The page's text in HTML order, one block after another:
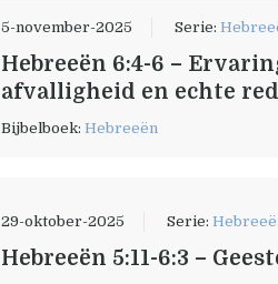
5-november-2025 Serie:
Hebreeën 6:4-6 –
afvalligheid en echte
Bijbelboek:Hebreeën
29-oktober-2025 Serie:
Hebreeën 5:11-6:3 –